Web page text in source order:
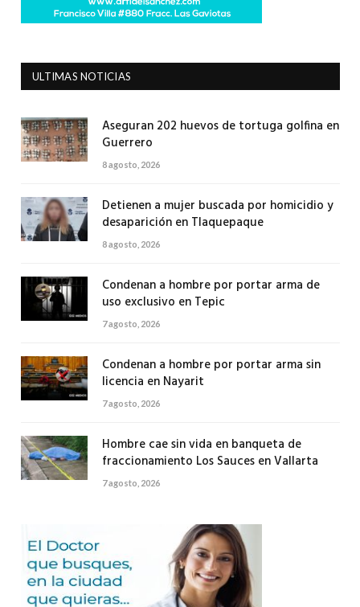
ULTIMAS NOTICIAS
Aseguran 202 huevos de tortuga golfina en
Guerrero
8 agosto, 2026
Detienen a mujer buscada por homicidio y
desaparición en Tlaquepaque
8 agosto, 2026
Condenan a hombre por portar arma de
uso exclusivo en Tepic
7 agosto, 2026
Condenan a hombre por portar arma sin
licencia en Nayarit
7 agosto, 2026
Hombre cae sin vida en banqueta de
fraccionamiento Los Sauces en Vallarta
7 agosto, 2026